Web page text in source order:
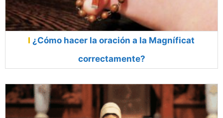
¿Cómo hacer la oración a la Magníficat
correctamente?